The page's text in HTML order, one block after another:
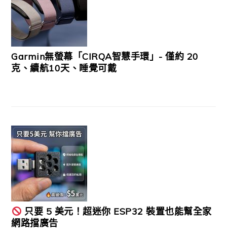
Garmin無螢幕「CIRQA智慧手環」- 僅約 20
克、續航10天、睡覺可戴
只要 5 美元！超迷你 ESP32 裝置也能幫全家
網路擋廣告